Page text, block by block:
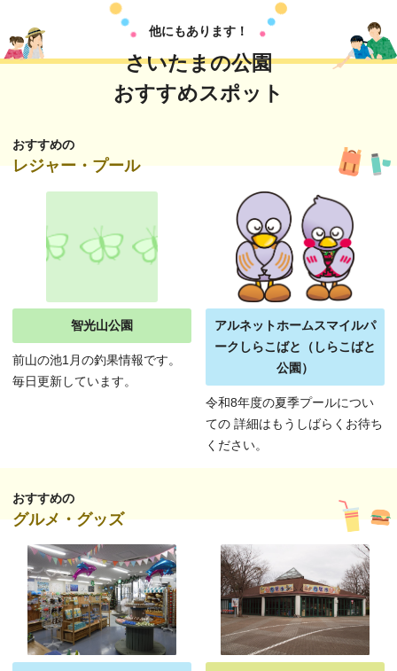
他にもあります！
さいたまの公園
おすすめスポット
おすすめの
レジャー・プール
智光山公園
前山の池1月の釣果情報です。
毎日更新しています。
アルネットホームスマイルパ
ークしらこばと（しらこばと
公園）
令和8年度の夏季プールについ
ての 詳細はもうしばらくお待ち
ください。
おすすめの
グルメ・グッズ